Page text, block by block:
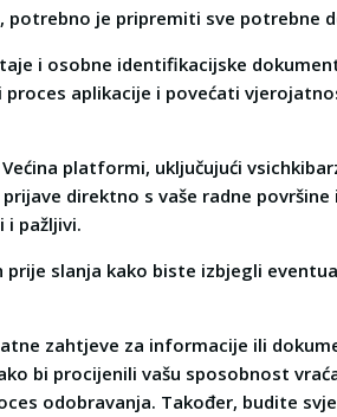
potrebno je pripremiti sve potrebne
i osobne identifikacijske
aplikacije i povećati
platformi, uključujući
direktno s vaše radne
i pažljivi.
slanja kako biste izbjegli
zahtjeve za informacije ili
bi procijenili vašu sposobnost
odobravanja. Također, budite